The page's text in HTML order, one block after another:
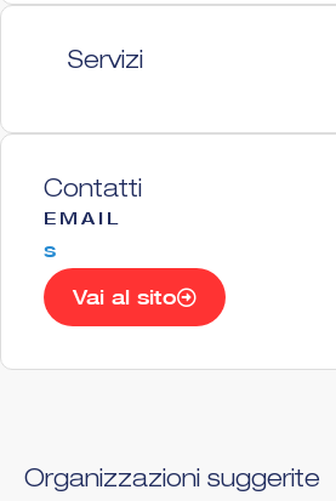
Servizi
Contatti
EMAIL
s
Vai al sito
Organizzazioni suggerite